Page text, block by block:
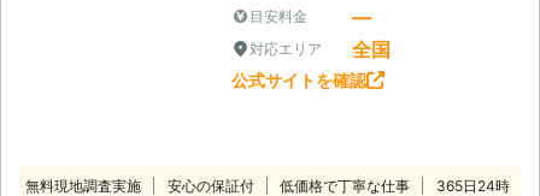
目安料金 ―
対応エリア 全国
公式サイトを確認
無料現地調査実施 安心の保証付 低価格で丁寧な仕事
365日24時